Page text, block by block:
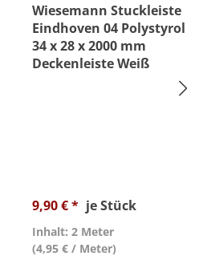
Wiesemann Stuckleiste
Eindhoven 04 Polystyrol
34 x 28 x 2000 mm
Deckenleiste Weiß
9,90 € * je Stück
Inhalt: 2 Meter
(4,95 € / Meter)